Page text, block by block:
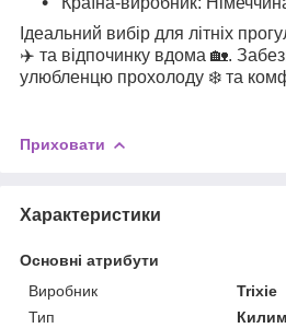
Ідеальний вибір для літніх
✈️ та відпочинку вдома 🏡.
улюбленцю прохолоду ❄️ та
Приховати
Характеристики
Основні атрибути
Виробник
Trixie
Тип